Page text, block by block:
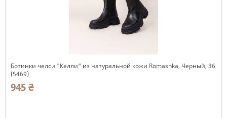
Ботинки челси "Келли" из натуральной кожи Romashka, Черный, 36
(5469)
945 ₴